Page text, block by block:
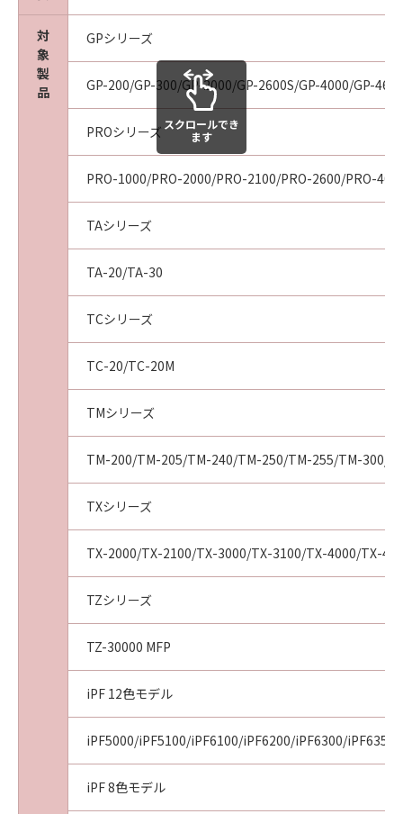
ついて知らされていた場合でも同様です。
(3) キヤノン、キヤノンの関連会社、それらの販
売代理店及び販売店は、「本ソフトウエア」の
使用に起因または関連してお客様と第三者との
間に生じたいかなる紛争についても、一切責任
を負わないものとします。
(4) 以上が、「本ソフトウエア」に関するキヤノ
ン、キヤノンの関連会社、それらの販売代理店
及び販売店のすべての責任であり、お客様の唯
一の救済です。
より必要な認可等を得ることなしに「本ソフト
ウエア」の全部または一部を、直接または間接
契約期間
(1) 本契約は、お客様が「本ソフトウエア」を
インストールされた時点で発効し、下記(2)また
は(3)により終了されるまで有効に存続します。
(2) お客様は、「本ソフトウエア」及びその複
製物のすべてを廃棄及び消去することにより、
本契約を終了させることができます。
(3) キヤノンは、お客様が本契約のいずれかの条
項に違反した場合、直ちに本契約を終了させる
(4) お客様は、上記(3)による本契約の終了後直
ちに、「本ソフトウエア」及びその複製物のす
準拠法
本契約は、日本国法に準拠するものとします。
U.S. GOVERNMENT RESTRICTED RIGHTS
NOTICE:
The Software is a "commercial item," as that
term is defined at 48 C.F.R. 2.101 (Oct 1995),
consisting of "commercial computer
software" and "commercial computer
software documentation," as such terms are
対
象
製
品
GPシリーズ
GP-200/GP-300/GP-2000/GP-2600S/GP-4000/GP-
PROシリーズ
PRO-1000/PRO-2000/PRO-2100/PRO-2600/PRO-
TAシリーズ
TA-20/TA-30
TCシリーズ
TC-20/TC-20M
TMシリーズ
TM-200/TM-205/TM-240/TM-250/TM-255/TM-300/
TXシリーズ
TX-2000/TX-2100/TX-3000/TX-3100/TX-4000/TX-
TZシリーズ
TZ-30000 MFP
iPF 12色モデル
iPF5000/iPF5100/iPF6100/iPF6200/iPF6300/
iPF 8色モデル
スクロールでき
ます